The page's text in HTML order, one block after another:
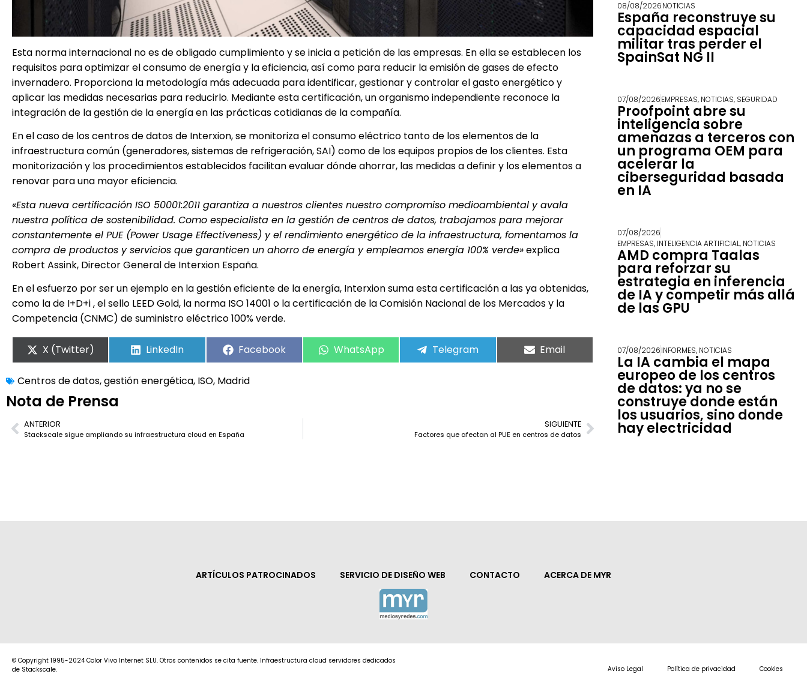
Esta norma internacional no es de obligado cumplimiento y se inicia a petición de las empresas. En ella se establecen los
requisitos para optimizar el consumo de energía y la eficiencia, así como para reducir la emisión de gases de efecto
invernadero. Proporciona la metodología más adecuada para identificar, gestionar y controlar el gasto energético y
aplicar las medidas necesarias para reducirlo. Mediante esta certificación, un organismo independiente reconoce la
integración de la gestión de la energía en las prácticas cotidianas de la compañía.
En el caso de los centros de datos de Interxion, se monitoriza el consumo eléctrico tanto de los elementos de la
infraestructura común (generadores, sistemas de refrigeración, SAI) como de los equipos propios de los clientes. Esta
monitorización y los procedimientos establecidos facilitan evaluar dónde ahorrar, las medidas a definir y los elementos a
renovar para una mayor eficiencia.
«Esta nueva certificación ISO 50001:2011 garantiza a nuestros clientes nuestro compromiso medioambiental y avala
nuestra política de sostenibilidad. Como especialista en la gestión de centros de datos, trabajamos para mejorar
constantemente el PUE (Power Usage Effectiveness) y el rendimiento energético de la infraestructura, fomentamos la
compra de productos y servicios que garanticen un ahorro de energía y empleamos energía 100% verde»explica
Robert Assink, Director General de Interxion España.
En el esfuerzo por ser un ejemplo en la gestión eficiente de la energía, Interxion suma esta certificación a las ya obtenidas,
como la de I+D+i , el sello LEED Gold, la norma ISO 14001 o la certificación de la Comisión Nacional de los Mercados y la
Competencia (CNMC) de suministro eléctrico 100% verde.
X (Twitter) LinkedIn Facebook WhatsApp Telegram Email
Centros de datos,gestión energética, ISO, Madrid
Nota de Prensa
ANTERIOR
Stackscale sigue ampliando su infraestructura cloud en España
SIGUIENTE
Factores que afectan al PUE en centros de datos
08/08/2026NOTICIAS
España reconstruye su
capacidad espacial
militar tras perder el
SpainSat NG II
07/08/2026EMPRESAS, NOTICIAS, SEGURIDAD
Proofpoint abre su
inteligencia sobre
amenazas a terceros con
un programa OEM para
acelerar la
ciberseguridad basada
en IA
07/08/2026
EMPRESAS, INTELIGENCIA ARTIFICIAL, NOTICIAS
AMD compra Taalas
para reforzar su
estrategia en inferencia
de IA y competir más allá
de las GPU
07/08/2026INFORMES, NOTICIAS
La IA cambia el mapa
europeo de los centros
de datos: ya no se
construye donde están
los usuarios, sino donde
hay electricidad
ARTÍCULOS PATROCINADOS SERVICIO DE DISEÑO WEB CONTACTO ACERCA DE MYR
© Copyright 1995-2024 Color Vivo Internet SLU. Otros contenidos se cita fuente. Infraestructura cloud servidores dedicados
de Stackscale.
Aviso Legal Política de privacidad Cookies